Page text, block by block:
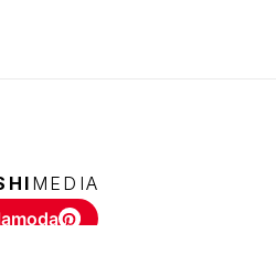
MEDIA